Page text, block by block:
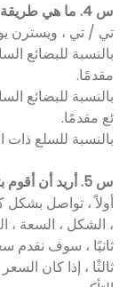
س 4. ما هي طريقة الدفع التي تقبلها؟
تي / تي ، ويسترن
مقدمًا.
ئع مقدمًا.
بالنسبة للسلع ذات
س 5. أريد أن أقوم بتصميم منتج ما ، ما هو تسلسل العملية؟
أولاً ، تواصل
، الشكل ، السعة ،
ثانيًا ، سوف نقدم
ثالثًا ، إذا كان